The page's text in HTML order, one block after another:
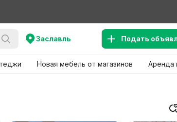
Заславль Подать
Новая мебель от магазинов Аренда